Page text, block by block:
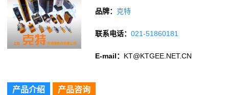
品牌： 克特
联系电话：021-51860181
E-mail： KT@KTGEE.NET.CN
产品介绍 产品咨询